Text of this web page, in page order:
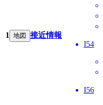
1 地図 接近情報
I54
I56